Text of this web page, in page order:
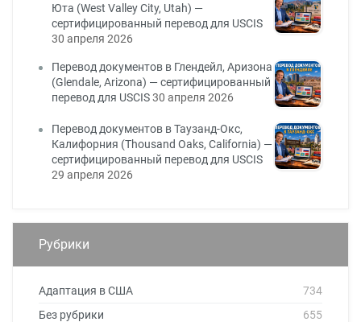
Юта (West Valley City, Utah) —
сертифицированный перевод для USCIS
30 апреля 2026
Перевод документов в Глендейл, Аризона
(Glendale, Arizona) — сертифицированный
перевод для USCIS30 апреля 2026
Перевод документов в Таузанд-Окс,
Калифорния (Thousand Oaks, California) —
сертифицированный перевод для USCIS
29 апреля 2026
Рубрики
Адаптация в США
734
Без рубрики
655